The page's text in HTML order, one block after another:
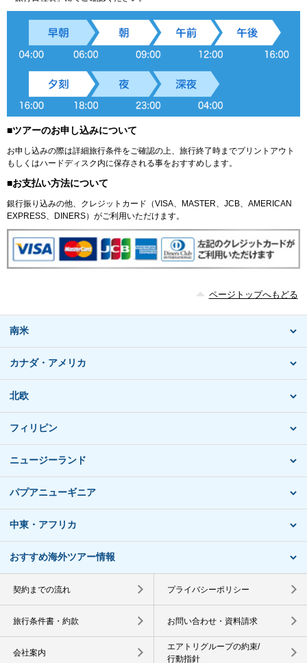
■ツアーのお申し込みについて
お申し込みの際は詳細旅行条件をご確認の上、旅行終了時までプリントアウト
もしくはハードディスク内に保存される事をおすすめします。
■お支払い方法について
銀行振り込みの他、クレジットカード（VISA、MASTER、JCB、AMERICAN
EXPRESS、DINERS）がご利用いただけます。
ページトップへもどる
南米
カナダ・アメリカ
北欧
フィリピン
ニュージーランド
パプアニューギニア
中東・アフリカ
おすすめ海外ツアー情報
契約までの流れ プライバシーポリシー
旅行条件書・約款 お問い合わせ・資料請求
会社案内
エアトリグループの約束/
行動指針